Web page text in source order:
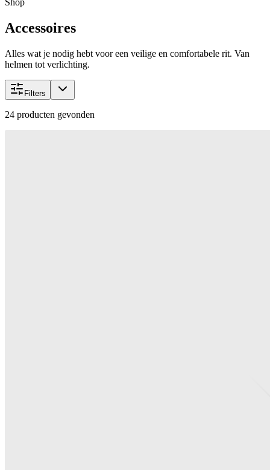
Accessoires
Alles wat je nodig hebt voor een veilige en comfortabele rit. Van
helmen tot verlichting.
Filters
24 producten gevonden